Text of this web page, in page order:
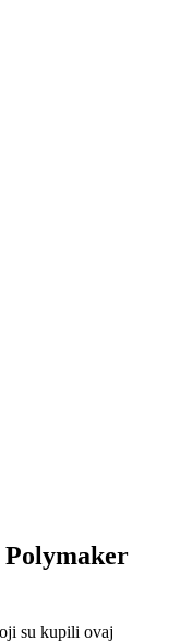
su kupili ovaj